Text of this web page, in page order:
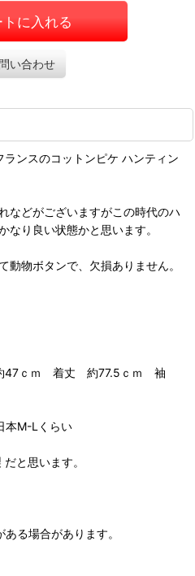
に入れる
い合わせ
ンスのコットンピケ ハンティン
などがございますがこの時代のハ
なり良い状態かと思います。
動物ボタンで、欠損ありません。
ｃｍ 着丈 約77.5ｃｍ 袖
本M-Lくらい
と思います。
る場合があります。